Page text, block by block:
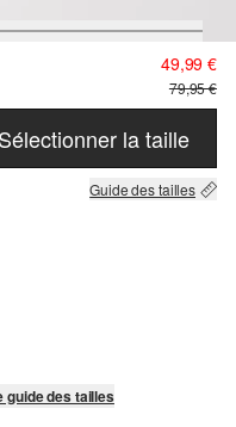
49,99 €
79,95 €
Sélectionner la taille
Guide des tailles
guide des tailles